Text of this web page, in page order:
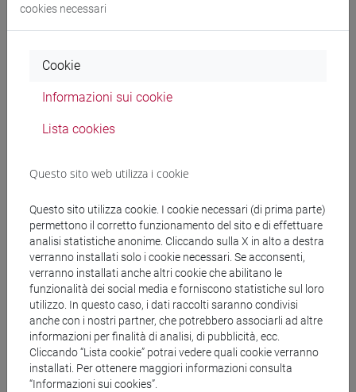
Didattica
Ricerca
Pubblicazioni
29/11/2017
L’udienza ‘Berlusconi vs Italia’ vista dai
dottorandi cafoscarini
cookies necessari
Cookie
Informazioni sui cookie
Lista cookies
Questo sito web utilizza i cookie
Questo sito utilizza cookie. I cookie necessari (di prima parte)
permettono il corretto funzionamento del sito e di effettuare
analisi statistiche anonime. Cliccando sulla X in alto a destra
verranno installati solo i cookie necessari. Se acconsenti,
verranno installati anche altri cookie che abilitano le
funzionalità dei social media e forniscono statistiche sul loro
utilizzo. In questo caso, i dati raccolti saranno condivisi
anche con i nostri partner, che potrebbero associarli ad altre
informazioni per finalità di analisi, di pubblicità, ecc.
Cliccando “Lista cookie” potrai vedere quali cookie verranno
installati. Per ottenere maggiori informazioni consulta
“Informazioni sui cookies”.